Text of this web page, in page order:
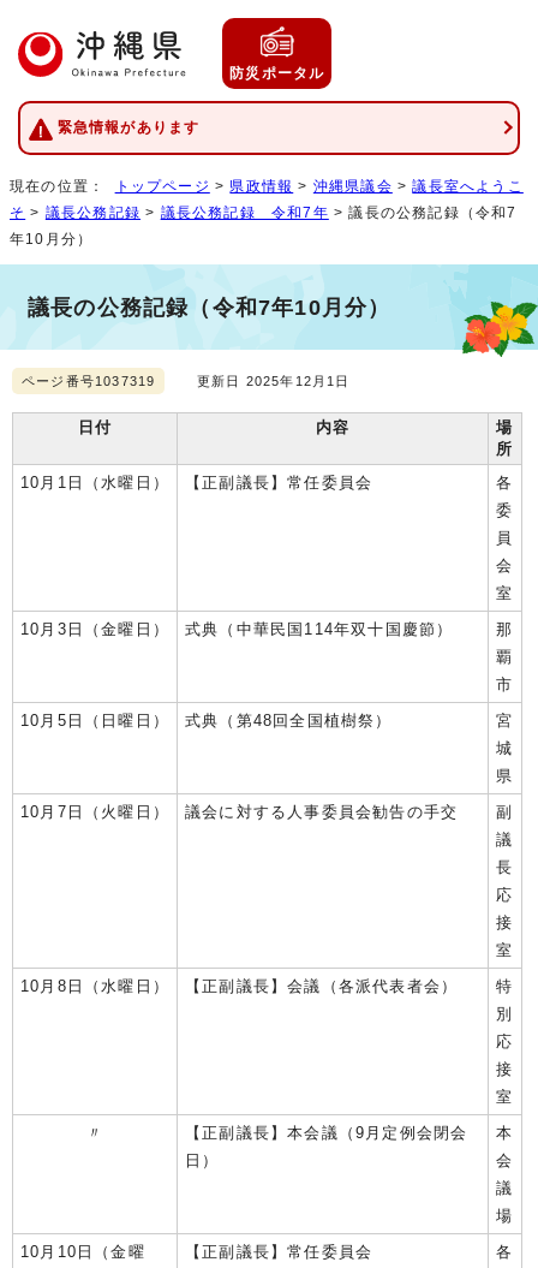
防災ポータル
緊急情報があります
現在の位置： トップページ > 県政情報 > 沖縄県議会 >議長室へようこ
そ > 議長公務記録 > 議長公務記録 令和7年 > 議長の公務記録（令和7
年10月分）
議長の公務記録（令和7年10月分）
ページ番号1037319 更新日 2025年12月1日
日付 内容
場
所
10月1日（水曜日）
【正副議長】常任委員会
各
委
員
会
室
10月3日（金曜日）
式典（中華民国114年双十国慶節）
那
覇
市
10月5日（日曜日）
式典（第48回全国植樹祭）
宮
城
県
10月7日（火曜日）
議会に対する人事委員会勧告の手交
副
議
長
応
接
室
10月8日（水曜日）
【正副議長】会議（各派代表者会）
特
別
応
接
室
〃
【正副議長】本会議（9月定例会閉会
日）
本
会
議
場
10月10日（金曜
【正副議長】常任委員会
各